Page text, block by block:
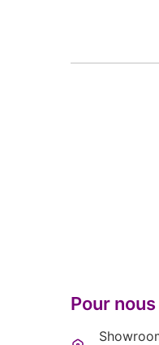
Pour